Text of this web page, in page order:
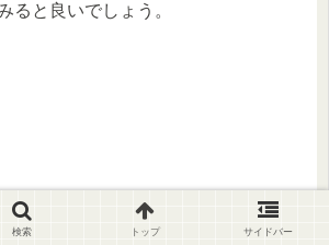
ると良いでしょう。
検索 トップ サイドバー